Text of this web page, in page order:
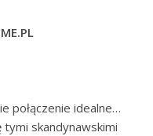
połączenie idealne…
tymi skandynawskimi